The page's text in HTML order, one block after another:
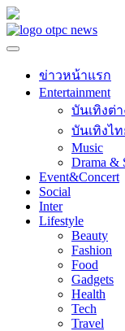
Skip
to
ข่าวหน้าแรก
Entertainment
บันเทิงต่
บันเทิงไท
Music
Drama &
Event&Concert
Social
Inter
Lifestyle
Beauty
Fashion
Food
Gadgets
Health
Tech
Travel